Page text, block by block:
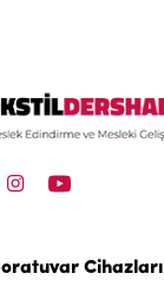
Cihazları